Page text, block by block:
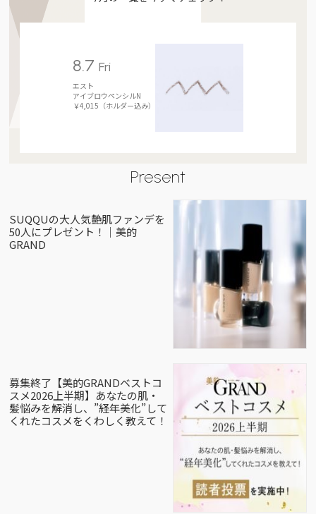
8.7 Fri
エスト
アイブロウペンシルN
￥4,015（ホルダー込み）
Present
SUQQUの大人気艶肌ファンデを
50人にプレゼント！｜美的
GRAND
募集終了【美的GRANDベストコ
スメ2026上半期】あなたの肌・
髪悩みを解消し、”経年美化”して
くれたコスメをくわしく教えて！